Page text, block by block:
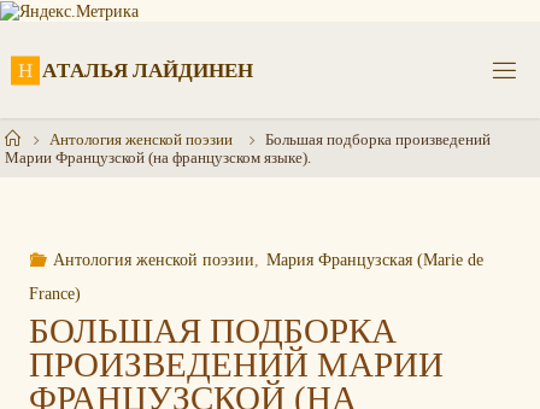
Перейти
Н АТАЛЬЯ ЛАЙДИНЕН
ГлавнаяАнтология женской поэзии
Большая подборка произведений
Марии Французской (на французском языке).
Антология женской поэзии
Мария Французская (Marie de
France)
БОЛЬШАЯ ПОДБОРКА
ПРОИЗВЕДЕНИЙ МАРИИ
ФРАНЦУЗСКОЙ (НА